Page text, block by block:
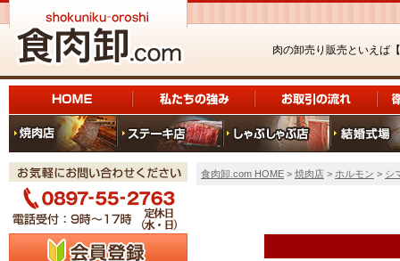
肉の卸売り販売といえば【
食肉卸.com HOME > 焼肉店 > ホルモン > シ